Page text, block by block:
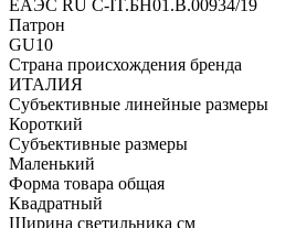
ЕАЭС RU C-IT.БН01.В.00934/19
Патрон
GU10
Страна происхождения бренда
ИТАЛИЯ
Субъективные линейные размеры
Короткий
Субъективные размеры
Маленький
Форма товара общая
Квадратный
Ширина светильника см